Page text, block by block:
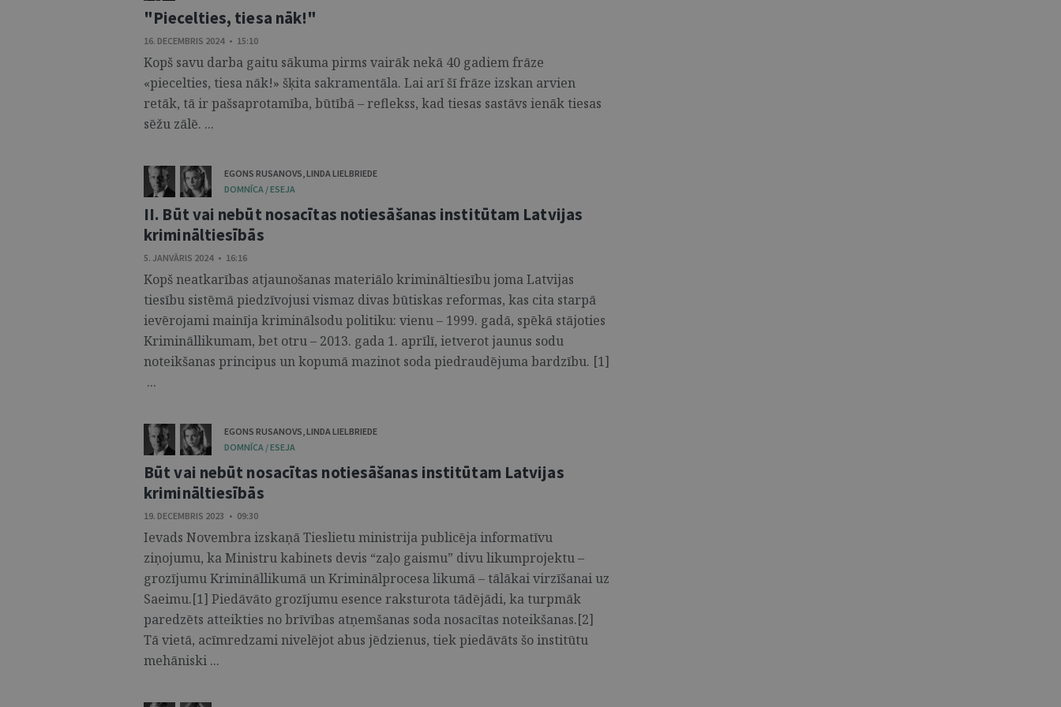
"Piecelties, tiesa nāk!"
16. DECEMBRIS 2024 • 15:10
Kopš savu darba gaitu sākuma pirms vairāk nekā 40 gadiem frāze
«piecelties, tiesa nāk!» šķita sakramentāla. Lai arī šī frāze izskan arvien
retāk, tā ir pašsaprotamība, būtībā – reflekss, kad tiesas sastāvs ienāk tiesas
sēžu zālē. ...
EGONS RUSANOVS,LINDA LIELBRIEDE
DOMNĪCA / ESEJA
II. Būt vai nebūt nosacītas notiesāšanas institūtam Latvijas
krimināltiesībās
5. JANVĀRIS 2024 • 16:16
Kopš neatkarības atjaunošanas materiālo krimināltiesību joma Latvijas
tiesību sistēmā piedzīvojusi vismaz divas būtiskas reformas, kas cita starpā
ievērojami mainīja kriminālsodu politiku: vienu – 1999. gadā, spēkā stājoties
Krimināllikumam, bet otru – 2013. gada 1. aprīlī, ietverot jaunus sodu
noteikšanas principus un kopumā mazinot soda piedraudējuma bardzību. [1]
...
EGONS RUSANOVS,LINDA LIELBRIEDE
DOMNĪCA / ESEJA
Būt vai nebūt nosacītas notiesāšanas institūtam Latvijas
krimināltiesībās
19. DECEMBRIS 2023 • 09:30
Ievads Novembra izskaņā Tieslietu ministrija publicēja informatīvu
ziņojumu, ka Ministru kabinets devis “zaļo gaismu” divu likumprojektu –
grozījumu Krimināllikumā un Kriminālprocesa likumā – tālākai virzīšanai uz
Saeimu.[1] Piedāvāto grozījumu esence raksturota tādējādi, ka turpmāk
paredzēts atteikties no brīvības atņemšanas soda nosacītas noteikšanas.[2]
Tā vietā, acīmredzami nivelējot abus jēdzienus, tiek piedāvāts šo institūtu
mehāniski ...